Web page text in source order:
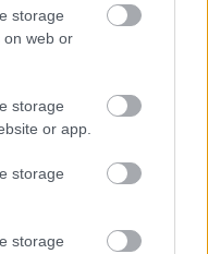
storage
on web or
storage
or app.
storage
storage
Salzburg
- 7. rész
András fényképes
része.
Hohe Tauern és